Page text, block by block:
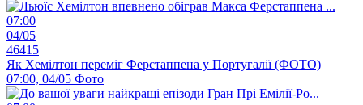
07:00
04/05
46415
Як Хемілтон переміг Ферстаппена у Португалії (ФОТО)
07:00, 04/05 Фото